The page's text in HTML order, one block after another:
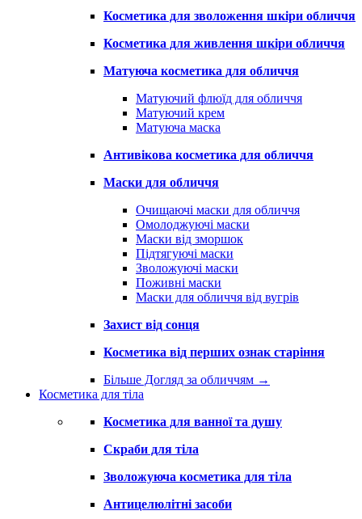
Косметика для зволоження шкіри обличчя
Косметика для живлення шкіри обличчя
Матуюча косметика для обличчя
Матуючий флюїд для обличчя
Матуючий крем
Матуюча маска
Антивікова косметика для обличчя
Маски для обличчя
Очищаючі маски для обличчя
Омолоджуючі маски
Маски від зморшок
Підтягуючі маски
Зволожуючі маски
Поживні маски
Маски для обличчя від вугрів
Захист від сонця
Косметика від перших ознак старіння
Більше Догляд за обличчям →
Косметика для тіла
Косметика для ванної та душу
Скраби для тіла
Зволожуюча косметика для тіла
Антицелюлітні засоби